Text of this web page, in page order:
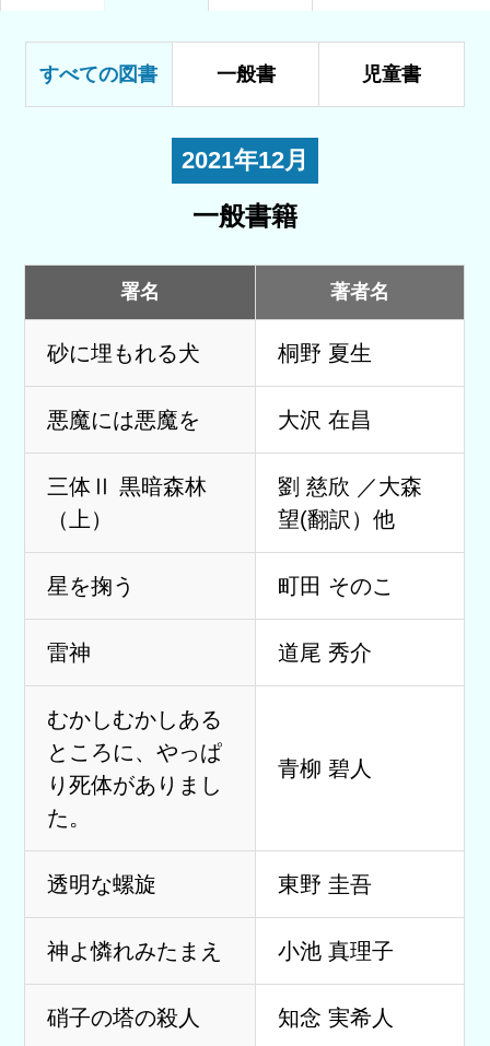
すべての図書 一般書 児童書
2021年12月
一般書籍
署名 著者名
砂に埋もれる犬 桐野 夏生
悪魔には悪魔を 大沢 在昌
三体Ⅱ 黒暗森林
（上）
劉 慈欣 ／大森
望(翻訳）他
星を掬う 町田 そのこ
雷神 道尾 秀介
むかしむかしある
ところに、やっぱ
り死体がありまし
た。
青柳 碧人
透明な螺旋 東野 圭吾
神よ憐れみたまえ 小池 真理子
硝子の塔の殺人 知念 実希人